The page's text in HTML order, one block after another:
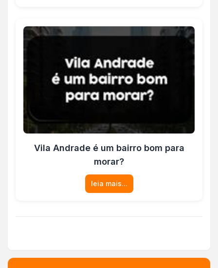
Vila Andrade é um bairro bom para
morar?
leia mais...